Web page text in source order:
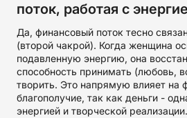
поток, работая с
Да, финансовый поток тесно
(второй чакрой). Когда женщина
подавленную энергию, она
способность принимать (любовь,
творить. Это напрямую влияет на
благополучие, так как деньги -
энергией и творческой реализации.